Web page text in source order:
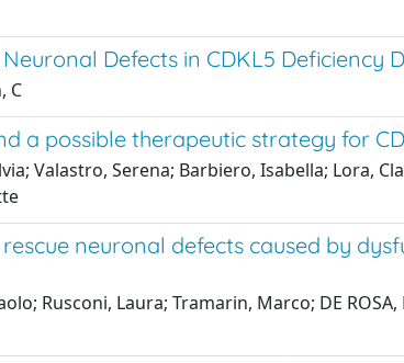
Defects in CDKL5 Deficiency
C
a possible therapeutic strategy for
Valastro, Serena; Barbiero, Isabella; Lora,
neuronal defects caused by
Rusconi, Laura; Tramarin, Marco; DE